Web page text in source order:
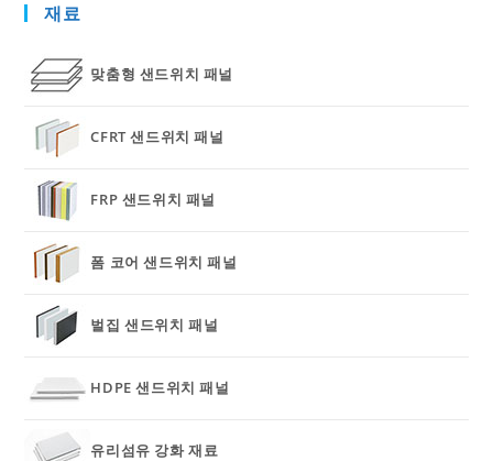
재료
맞춤형 샌드위치 패널
CFRT 샌드위치 패널
FRP 샌드위치 패널
폼 코어 샌드위치 패널
벌집 샌드위치 패널
HDPE 샌드위치 패널
유리섬유 강화 재료